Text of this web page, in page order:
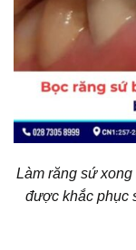
Làm răng sứ
được khắc phục